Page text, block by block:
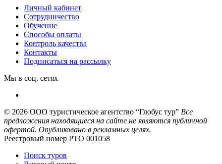
Личный кабинет
Сотрудничество
Обучение
Способы оплаты
Контроль качества
Контакты
Подписаться на рассылку
Мы в соц. сетях
© 2026 ООО туристическое агентство “Глобус тур” Все
предложения находящиеся на сайте не являются публичной
офертой. Опубликовано в рекламных целях.
Реестровый номер РТО 001058
Поиск туров